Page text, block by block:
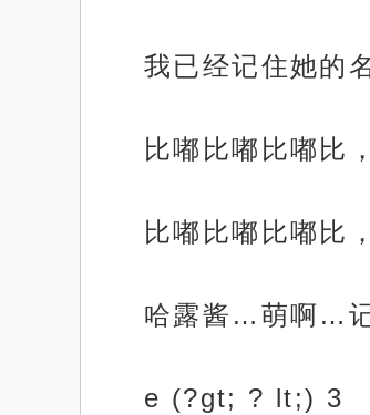
我已经记住她的
比嘟比嘟比嘟比
比嘟比嘟比嘟比
哈露酱…萌啊…
e (?gt; ? lt;) 3